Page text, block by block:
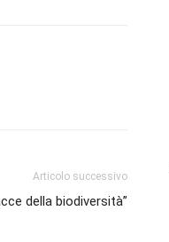
Articolo successivo
della biodiversità”